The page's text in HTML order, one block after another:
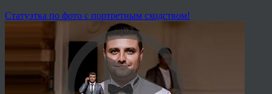
Статуэтка по фото с портретным сходством!